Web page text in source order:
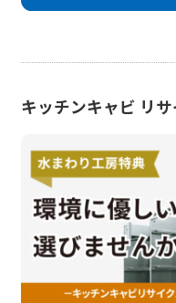
キッチンキャビ リ